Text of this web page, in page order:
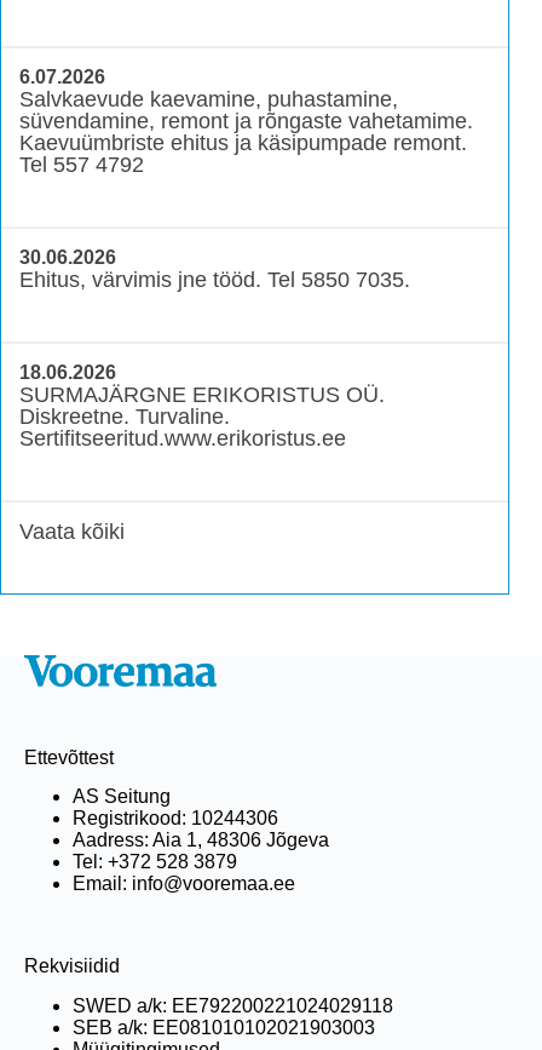
6.07.2026
Salvkaevude kaevamine, puhastamine,
süvendamine, remont ja rõngaste vahetamime.
Kaevuümbriste ehitus ja käsipumpade remont.
Tel 557 4792
30.06.2026
Ehitus, värvimis jne tööd. Tel 5850 7035.
18.06.2026
SURMAJÄRGNE ERIKORISTUS OÜ.
Diskreetne. Turvaline.
Sertifitseeritud.www.erikoristus.ee
Vaata kõiki
Ettevõttest
AS Seitung
Registrikood: 10244306
Aadress: Aia 1, 48306 Jõgeva
Tel: +372 528 3879
Email: info@vooremaa.ee
Rekvisiidid
SWED a/k: EE792200221024029118
SEB a/k: EE081010102021903003